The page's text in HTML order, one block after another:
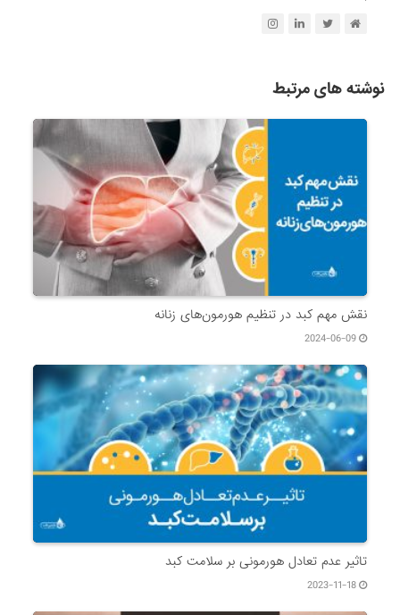
نوشته های مرتبط
نقش مهم کبد در تنظیم هورمون‌های زنانه
2024-06-09
تاثیر عدم تعادل هورمونی بر سلامت کبد
2023-11-18